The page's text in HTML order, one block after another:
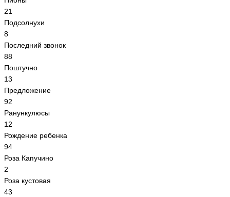
21
Подсолнухи
8
Последний звонок
88
Поштучно
13
Предложение
92
Ранункулюсы
12
Рождение ребенка
94
Роза Капучино
2
Роза кустовая
43